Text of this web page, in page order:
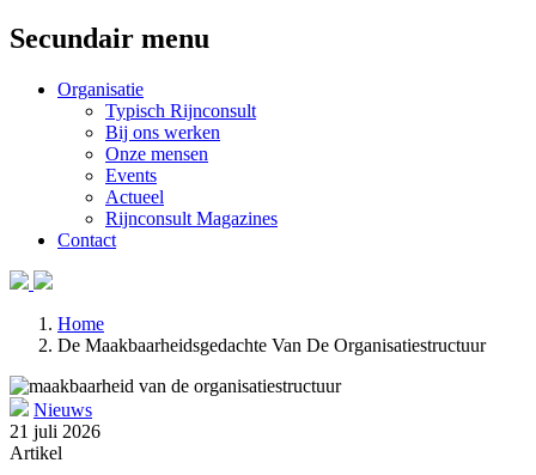
Secundair menu
Organisatie
Typisch Rijnconsult
Bij ons werken
Onze mensen
Events
Actueel
Rijnconsult Magazines
Contact
Home
De Maakbaarheidsgedachte Van De Organisatiestructuur
Nieuws
21 juli 2026
Artikel